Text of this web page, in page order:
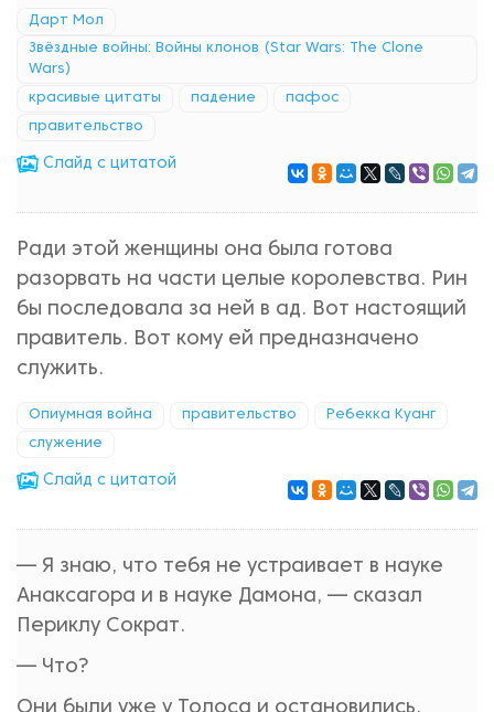
Дарт Мол
Звёздные войны: Войны клонов (Star Wars: The Clone
Wars)
красивые цитаты падение пафос
правительство
Cлайд с цитатой
Ради этой женщины она была готова
разорвать на части целые королевства. Рин
бы последовала за ней в ад. Вот настоящий
правитель. Вот кому ей предназначено
служить.
Опиумная война правительство Ребекка Куанг
служение
Cлайд с цитатой
— Я знаю, что тебя не устраивает в науке
Анаксагора и в науке Дамона, — сказал
Периклу Сократ.
— Что?
Они были уже у Толоса и остановились.